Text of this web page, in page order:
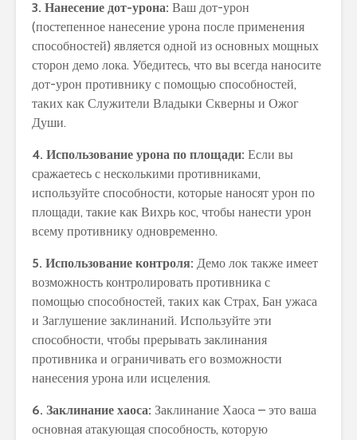
3. Нанесение дот-урона: Ваш дот-урон
(постепенное нанесение урона после применения
способностей) является одной из основных мощных
сторон демо лока. Убедитесь, что вы всегда наносите
дот-урон противнику с помощью способностей,
таких как Служители Владыки Скверны и Ожог
Души.
4. Использование урона по площади: Если вы
сражаетесь с несколькими противниками,
используйте способности, которые наносят урон по
площади, такие как Вихрь кос, чтобы нанести урон
всему противнику одновременно.
5. Использование контроля: Демо лок также имеет
возможность контролировать противника с
помощью способностей, таких как Страх, Бан ужаса
и Заглушение заклинаний. Используйте эти
способности, чтобы прерывать заклинания
противника и ограничивать его возможности
нанесения урона или исцеления.
6. Заклинание хаоса: Заклинание Хаоса – это ваша
основная атакующая способность, которую